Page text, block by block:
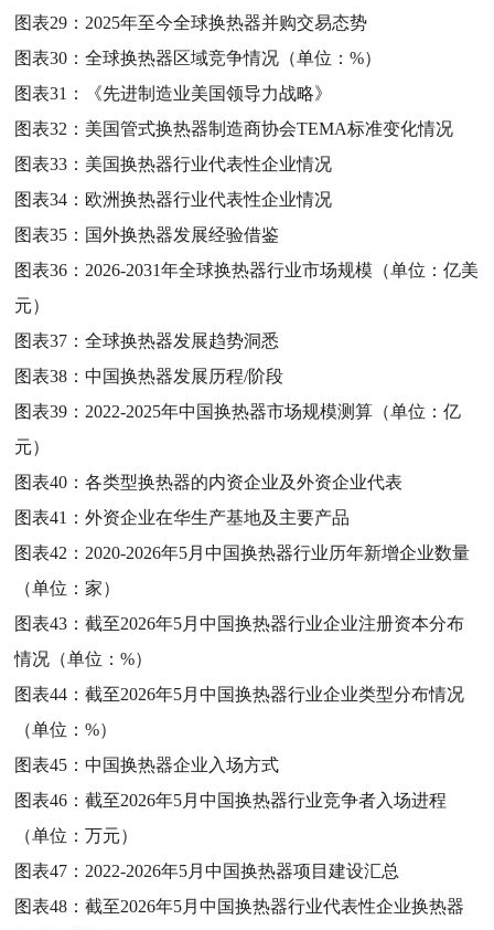
图表29： 2025年至今全球换热器并购交易态势
图表30：全球换热器区域竞争情况（单位：%）
图表31：
《先进制造业美国领导力战略》
图表32： 美国管式换热器制造商协会TEMA标准变化情况
图表33： 美国换热器行业代表性企业情况
图表34： 欧洲换热器行业代表性企业情况
图表35： 国外换热器发展经验借鉴
图表36： 2026-2031年全球换热器行业市场规模（单位：亿美
元）
图表37：全球换热器发展趋势洞悉
图表38：中国换热器发展历程/阶段
图表39： 2022-2025年中国换热器市场规模测算（单位：亿
元）
图表40：各类型换热器的内资企业及外资企业代表
图表41：外资企业在华生产基地及主要产品
图表42： 2020-2026年5月中国换热器行业历年新增企业数量
（单位：家）
图表43：截至2026年5月中国换热器行业企业注册资本分布
情况（单位：%）
图表44：截至2026年5月中国换热器行业企业类型分布情况
（单位：%）
图表45：中国换热器企业入场方式
图表46：截至2026年5月中国换热器行业竞争者入场进程
（单位：万元）
图表47： 2022-2026年5月中国换热器项目建设汇总
图表48：截至2026年5月中国换热器行业代表性企业换热器